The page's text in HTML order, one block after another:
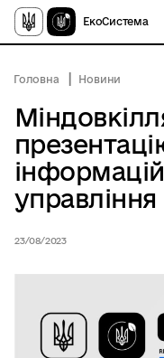
ЕкоСистема
Головна Новини
23/08/2023